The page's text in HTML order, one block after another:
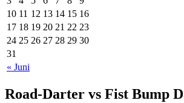
« Juni
10 11 12 13 14 15 16
17 18 19 20 21 22 23
24 25 26 27 28 29 30
31
Road-Darter vs Fist Bump